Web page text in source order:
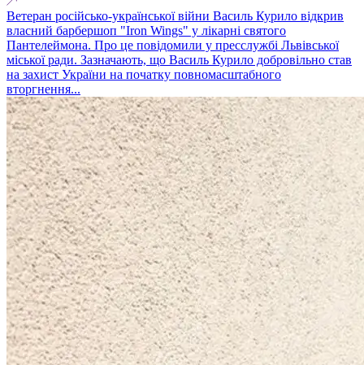
Ветеран російсько-української війни Василь Курило відкрив
власний барбершоп "Iron Wings" у лікарні святого
Пантелеймона. Про це повідомили у пресслужбі Львівської
міської ради. Зазначають, що Василь Курило добровільно став
на захист України на початку повномасштабного
вторгнення...